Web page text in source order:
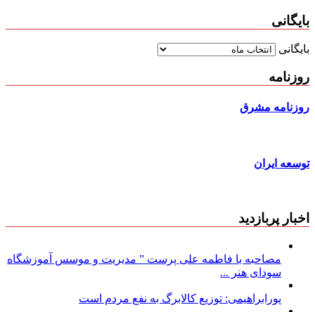
بایگانی
بایگانی
روزنامه
روزنامه مشرق
توسعه ایران
اخبار پربازدید
مصاحبه با فاطمه علی پرست ” مدیریت و موسس آموزشگاه
سودای هنر ...
پورابراهیمی: توزیع کالابرگ به نفع مردم است